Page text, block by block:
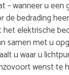
– wanneer u een
de bedrading
elektrische
samen met u
u waar u
wenst te